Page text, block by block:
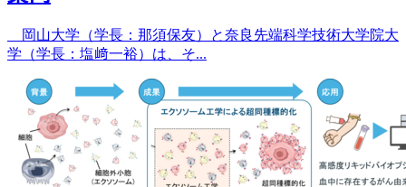
岡山大学（学長：那須保友）と奈良先端科学技術大学院大
学（学長：塩﨑一裕）は、そ...